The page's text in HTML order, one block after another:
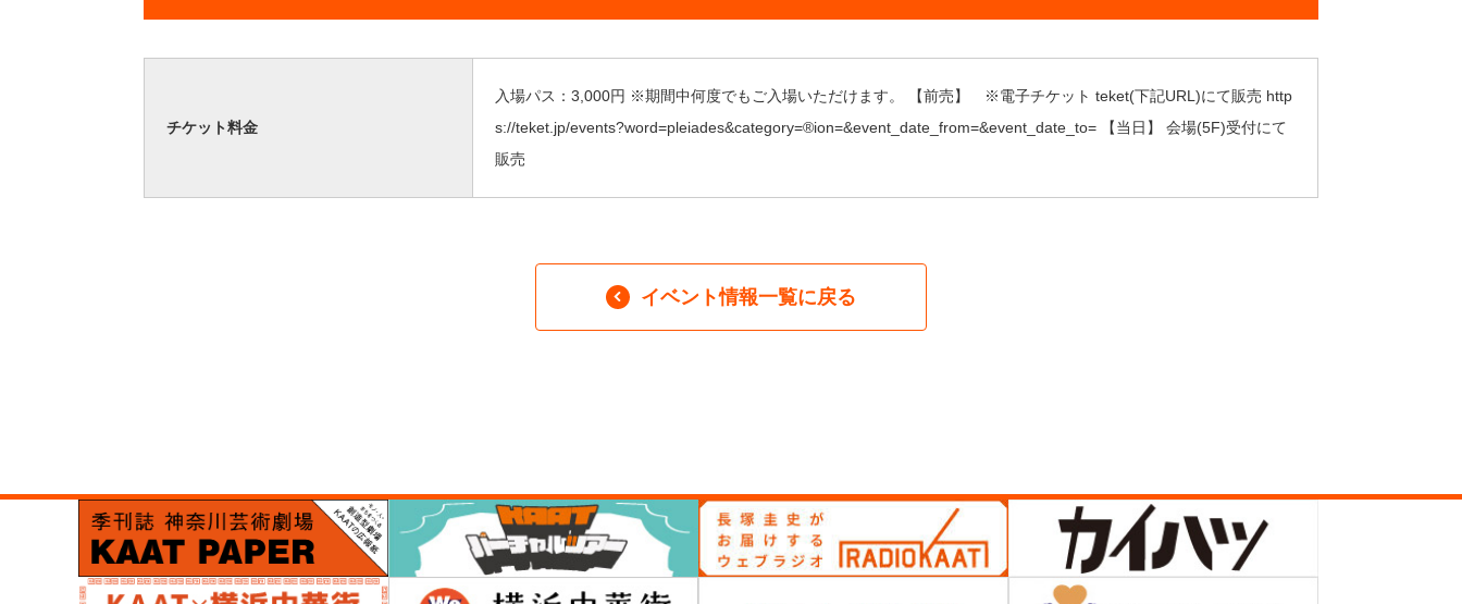
チケット料金
入場パス：3,000円 ※期間中何度でもご入場いただけます。 【前売】 ※電子チケット teket(下記URL)にて販売 http
s://teket.jp/events?word=pleiades&category=®ion=&event_date_from=&event_date_to= 【当日】 会場(5F)受付にて
販売
イベント情報一覧に戻る